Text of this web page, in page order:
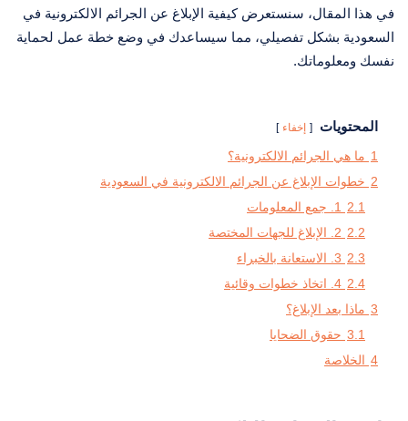
في هذا المقال، سنستعرض كيفية الإبلاغ عن الجرائم الالكترونية في
السعودية بشكل تفصيلي، مما سيساعدك في وضع خطة عمل لحماية
نفسك ومعلوماتك.
المحتويات إخفاء
1 ما هي الجرائم الالكترونية؟
2 خطوات الإبلاغ عن الجرائم الالكترونية في السعودية
2.1 1. جمع المعلومات
2.2 2. الإبلاغ للجهات المختصة
2.3 3. الاستعانة بالخبراء
2.4 4. اتخاذ خطوات وقائية
3 ماذا بعد الإبلاغ؟
3.1 حقوق الضحايا
4
الخلاصة